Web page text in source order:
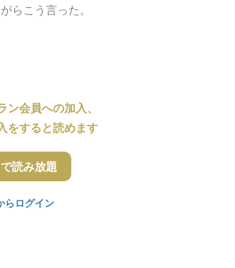
らこう言った。
会員への加入、
をすると読めます
読み放題
らログイン